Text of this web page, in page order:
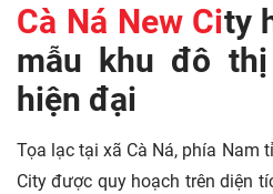
Cà Ná New City
mẫu khu đô
hiện đại
Tọa lạc tại xã Cà Ná, phía Nam
City được quy hoạch trên diện